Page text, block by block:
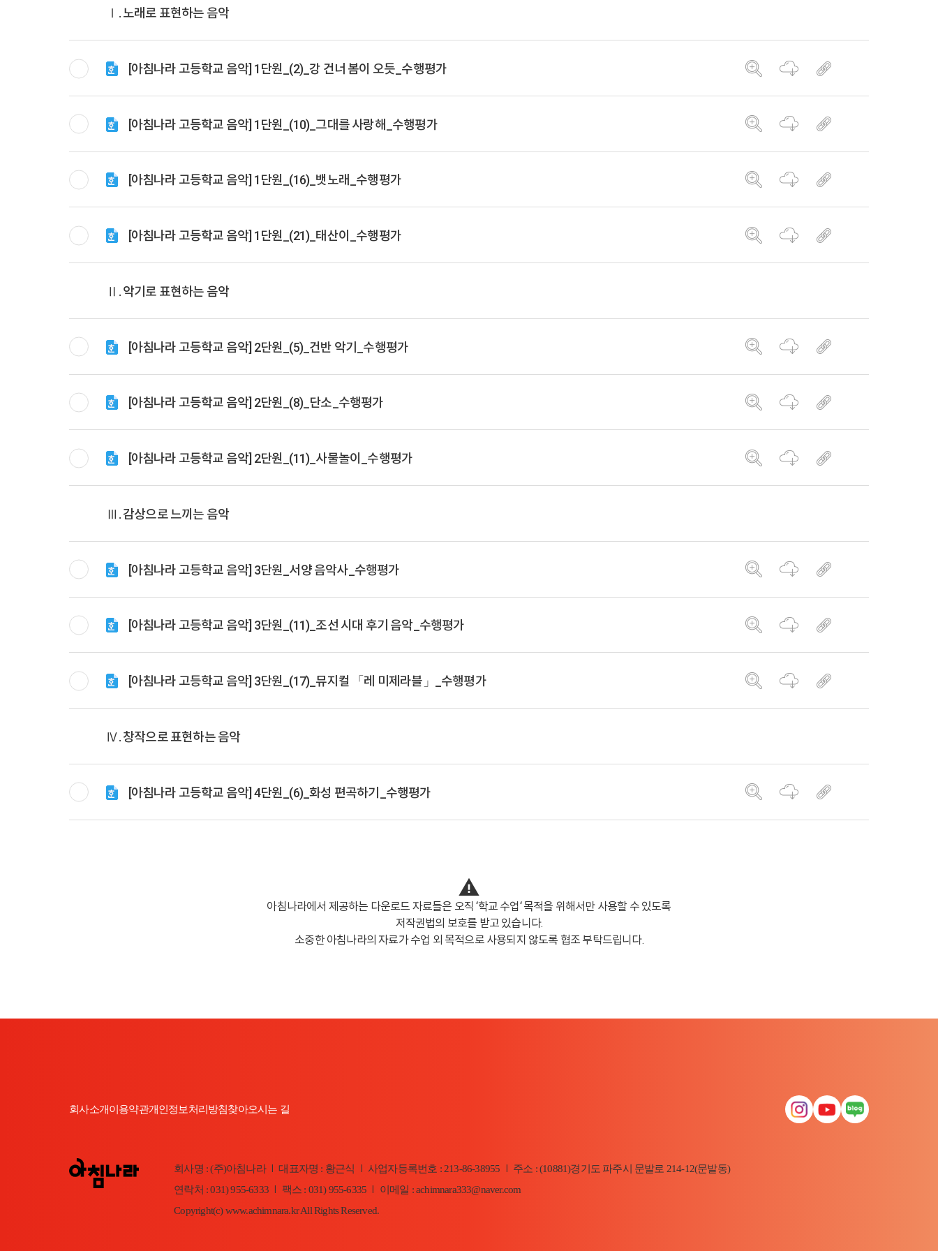
Ⅰ. 노래로 표현하는 음악
[아침나라 고등학교 음악] 1단원_(2)_강 건너 봄이 오듯_수행평가
[아침나라 고등학교 음악] 1단원_(10)_그대를 사랑해_수행평가
[아침나라 고등학교 음악] 1단원_(16)_뱃노래_수행평가
[아침나라 고등학교 음악] 1단원_(21)_태산이_수행평가
Ⅱ. 악기로 표현하는 음악
[아침나라 고등학교 음악] 2단원_(5)_건반 악기_수행평가
[아침나라 고등학교 음악] 2단원_(8)_단소_수행평가
[아침나라 고등학교 음악] 2단원_(11)_사물놀이_수행평가
Ⅲ. 감상으로 느끼는 음악
[아침나라 고등학교 음악] 3단원_서양 음악사_수행평가
[아침나라 고등학교 음악] 3단원_(11)_조선 시대 후기 음악_수행평가
[아침나라 고등학교 음악] 3단원_(17)_뮤지컬 「레 미제라블」_수행평가
Ⅳ. 창작으로 표현하는 음악
[아침나라 고등학교 음악] 4단원_(6)_화성 편곡하기_수행평가
아침나라에서 제공하는 다운로드 자료들은 오직 ‘학교 수업‘ 목적을 위해서만 사용할 수 있도록
저작권법의 보호를 받고 있습니다.
소중한 아침나라의 자료가 수업 외 목적으로 사용되지 않도록 협조 부탁드립니다.
회사소개이용약관개인정보처리방침찾아오시는 길
회사명 : (주)아침나라 | 대표자명 : 황근식 | 사업자등록번호 : 213-86-38955 |
주소 : (10881)경기도 파주시 문발로 214-12(문발동)
연락처 : 031) 955-6333 | 팩스 : 031) 955-6335 |
이메일 : achimnara333@naver.com
Copyright(c) www.achimnara.kr All Rights Reserved.